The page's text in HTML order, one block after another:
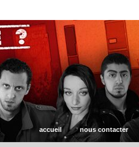
accueil nous contacter